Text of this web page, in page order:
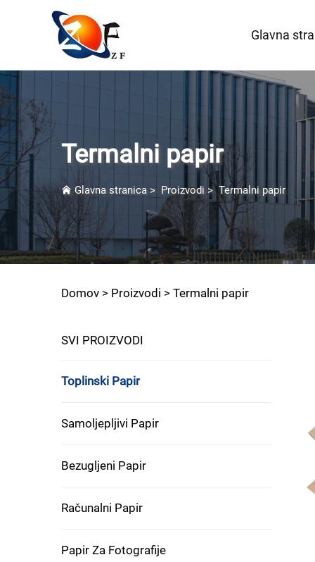
Glavna
Termalni papir
Glavna stranica > Proizvodi > Termalni papir
Domov > Proizvodi > Termalni papir
SVI PROIZVODI
Toplinski Papir
Samoljepljivi Papir
Bezugljeni Papir
Računalni Papir
Papir Za Fotografije